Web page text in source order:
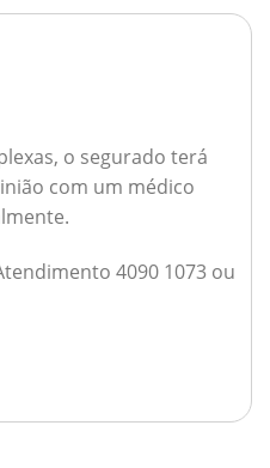
o segurado terá
com um médico
4090 1073 ou